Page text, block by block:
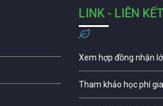
LINK - LIÊN KẾT
Xem hợp đồng nhận
Tham khảo học phí